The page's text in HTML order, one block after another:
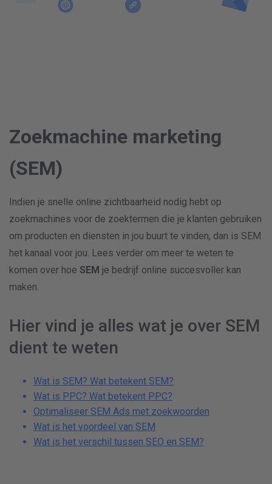
Zoekmachine marketing
(SEM)
Indien je snelle online zichtbaarheid nodig hebt op
zoekmachines voor de zoektermen die je klanten gebruiken
om producten en diensten in jou buurt te vinden, dan is SEM
het kanaal voor jou. Lees verder om meer te weten te
komen over hoe SEM je bedrijf online succesvoller kan
maken.
Hier vind je alles wat je over SEM
dient te weten
Wat is SEM? Wat betekent SEM?
Wat is PPC? Wat betekent PPC?
Optimaliseer SEM Ads met zoekwoorden
Wat is het voordeel van SEM
Wat is het verschil tussen SEO en SEM?